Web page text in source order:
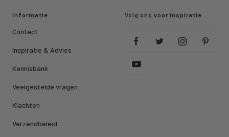
Informatie
Contact
Inspiratie & Advies
Kennisbank
Veelgestelde vragen
Klachten
Verzendbeleid
Volg ons voor inspiratie